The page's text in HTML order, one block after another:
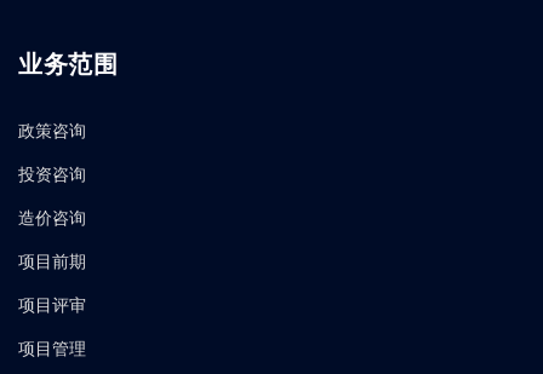
业务范围
政策咨询
投资咨询
造价咨询
项目前期
项目评审
项目管理